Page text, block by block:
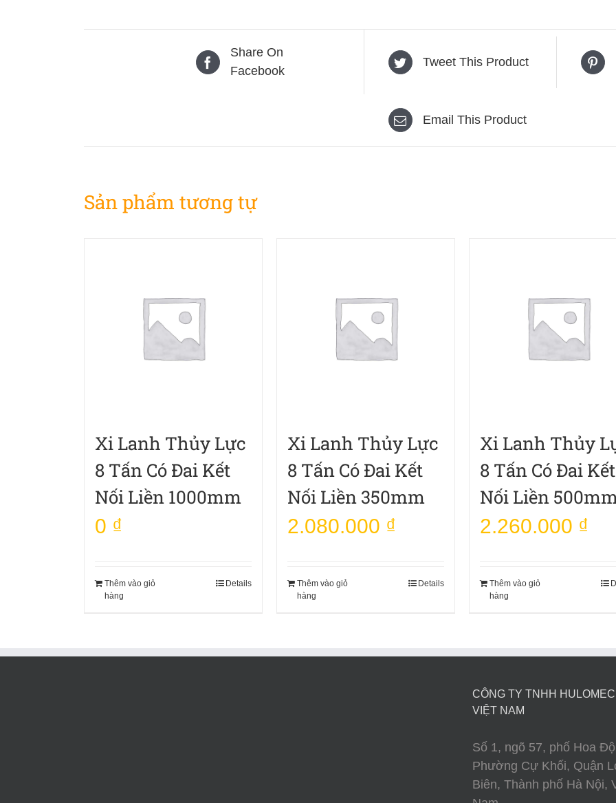
Share On
Facebook
Tweet This Product
Email This Product
Sản phẩm tương tự
Xi Lanh Thủy Lực
8 Tấn Có Đai Kết
Nối Liền 1000mm
0 ₫
Thêm vào giỏ
hàng
Details
Xi Lanh Thủy Lực
8 Tấn Có Đai Kết
Nối Liền 350mm
2.080.000 ₫
Thêm vào giỏ
hàng
Details
Xi Lanh Thủy
8 Tấn Có Đai Kết
Nối Liền
2.260.000 ₫
Thêm vào giỏ
hàng
CÔNG TY TNHH
VIỆT NAM
Số 1, ngõ 57, phố Hoa
Phường Cự Khối, Quận
Biên, Thành phố Hà Nội,